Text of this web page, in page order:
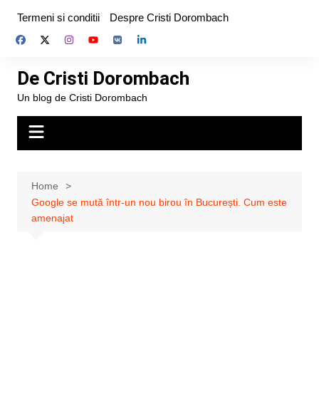
content
Termeni si conditii Despre Cristi Dorombach
De Cristi Dorombach
Un blog de Cristi Dorombach
Home
Google se mută într-un nou birou în București. Cum este
amenajat